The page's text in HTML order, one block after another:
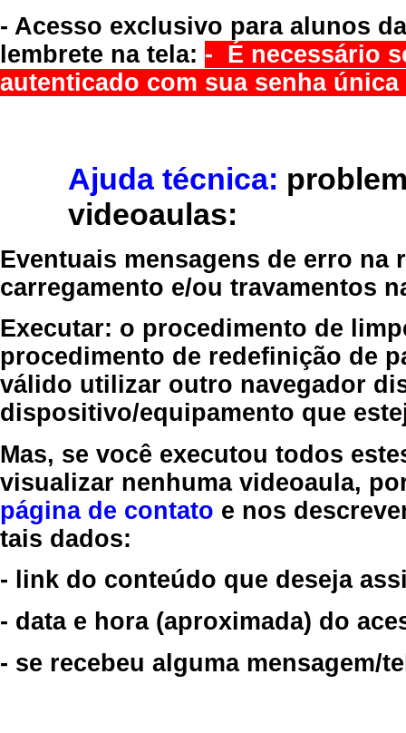
- Acesso exclusivo para alunos
lembrete na tela: - É necessário
autenticado com sua senha
Ajuda técnica:
videoaulas:
Eventuais mensagens de erro
carregamento e/ou travamentos
Executar: o procedimento de
procedimento de redefinição de
válido utilizar outro navegador
dispositivo/equipamento que
Mas, se você executou todos
visualizar nenhuma videoaula,
página de contato e nos
tais dados:
- link do conteúdo que deseja
- data e hora (aproximada) do
- se recebeu alguma mensagem/